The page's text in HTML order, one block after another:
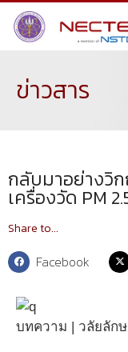
ข่าวสาร
กลับมาอย่างวิ
เครื่องวัด PM
Share to...
Facebook
บทความ | วลัยลัก